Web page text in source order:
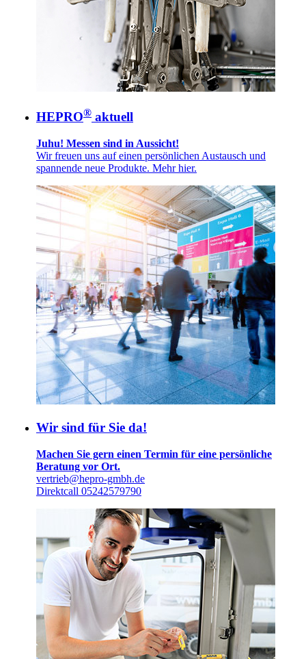
HEPRO® aktuell
Juhu! Messen sind in Aussicht!
Wir freuen uns auf einen persönlichen Austausch und
spannende neue Produkte. Mehr hier.
Wir sind für Sie da!
Machen Sie gern einen Termin für eine persönliche
Beratung vor Ort.
vertrieb@hepro-gmbh.de
Direktcall 05242579790